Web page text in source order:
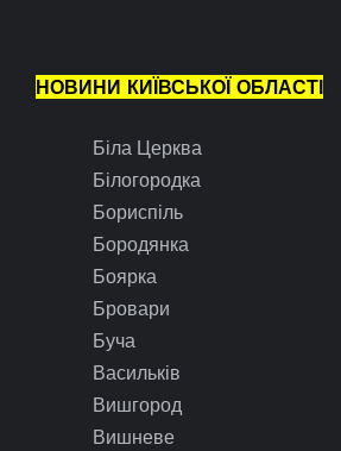
НОВИНИ КИЇВСЬКОЇ ОБЛАСТІ
Біла Церква
Білогородка
Бориспіль
Бородянка
Боярка
Бровари
Буча
Васильків
Вишгород
Вишневе